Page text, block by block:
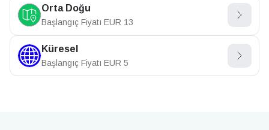
Orta Doğu
Başlangıç Fiyatı EUR 13
Küresel
Başlangıç Fiyatı EUR 5